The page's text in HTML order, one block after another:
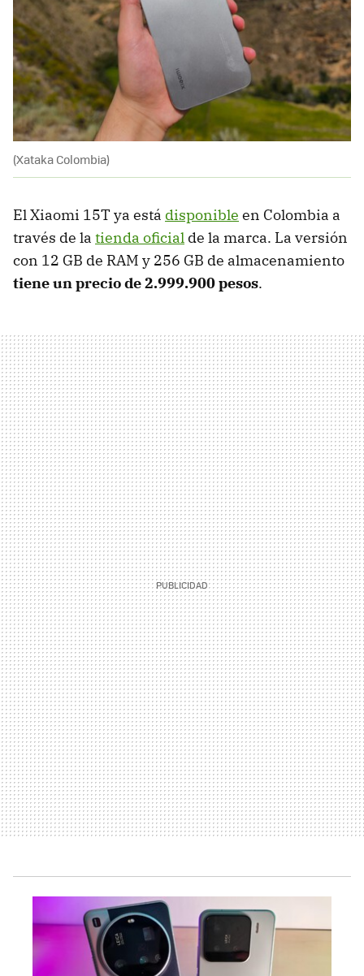
(Xataka Colombia)
El Xiaomi 15T ya está disponible en Colombia a
través de la tienda oficial de la marca. La versión
con 12 GB de RAM y 256 GB de almacenamiento
tiene un precio de2.999.900 pesos.